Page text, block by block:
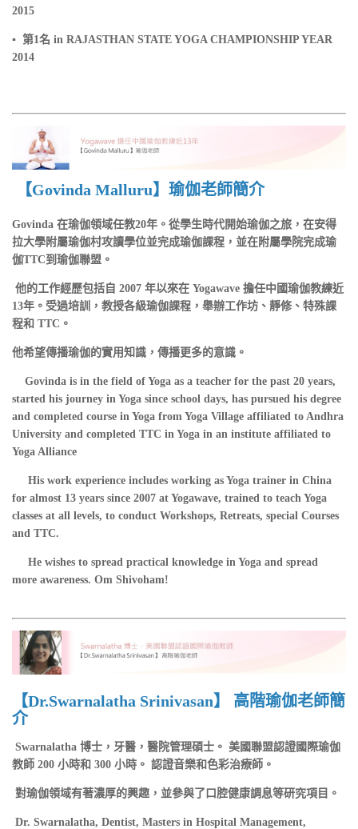
2015
▪ 第1名 in RAJASTHAN STATE YOGA CHAMPIONSHIP YEAR
2014
【Govinda Malluru】瑜伽老師簡介
Govinda 在瑜伽領域任教20年。從學生時代開始瑜伽之旅，在安得
拉大學附屬瑜伽村攻讀學位並完成瑜伽課程，並在附屬學院完成瑜
伽TTC到瑜伽聯盟。
他的工作經歷包括自 2007 年以來在 Yogawave 擔任中國瑜伽教練近
13年。受過培訓，教授各級瑜伽課程，舉辦工作坊、靜修、特殊課
程和 TTC。
他希望傳播瑜伽的實用知識，傳播更多的意識。
Govinda is in the field of Yoga as a teacher for the past 20 years,
started his journey in Yoga since school days, has pursued his degree
and completed course in Yoga from Yoga Village affiliated to Andhra
University and completed TTC in Yoga in an institute affiliated to
Yoga Alliance
His work experience includes working as Yoga trainer in China
for almost 13 years since 2007 at Yogawave, trained to teach Yoga
classes at all levels, to conduct Workshops, Retreats, special Courses
and TTC.
He wishes to spread practical knowledge in Yoga and spread
more awareness. Om Shivoham!
【Dr.Swarnalatha Srinivasan】 高階瑜伽老師簡
介
Swarnalatha 博士，牙醫，醫院管理碩士。 美國聯盟認證國際瑜伽
教師 200 小時和 300 小時。 認證音樂和色彩治療師。
對瑜伽領域有著濃厚的興趣，並參與了口腔健康調息等研究項目。
Dr. Swarnalatha, Dentist, Masters in Hospital Management,